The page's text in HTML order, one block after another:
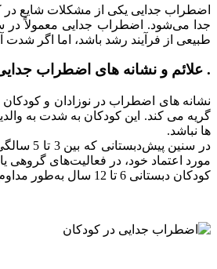
اضطراب جدایی یکی از مشکلات شایع در
طبیعی از فرآیند رشد باشد، اما اگر
. علائم و نشانه های اضطراب
گریه می کند. این کودکان به شدت به
ها نباشد.
در
مورد اعتماد خود، در فعالیت‌های
کودکان دبستانی 6 تا 12 سال به‌طور مداوم نگران این هستند که اتفاق بدی برای والدینش بیفتد یا آن‌ها را از دست بدهد. همین امر باعث می شود از رفتن به مدرسه یا شرکت در فعالیت‌های اجتماعی امتناع کنند.